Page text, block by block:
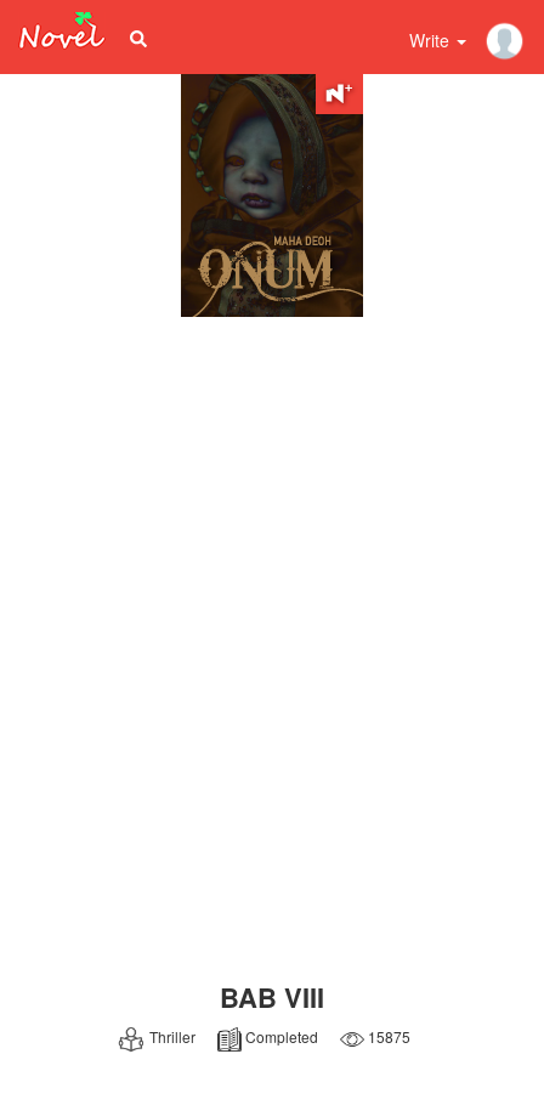
Write
BAB VIII
Thriller Completed 15875